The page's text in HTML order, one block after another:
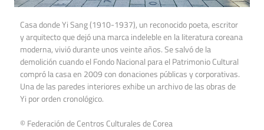
Casa donde Yi Sang (1910-1937), un reconocido poeta, escritor
y arquitecto que dejó una marca indeleble en la literatura coreana
moderna, vivió durante unos veinte años. Se salvó de la
demolición cuando el Fondo Nacional para el Patrimonio Cultural
compró la casa en 2009 con donaciones públicas y corporativas.
Una de las paredes interiores exhibe un archivo de las obras de
Yi por orden cronológico.
© Federación de Centros Culturales de Corea